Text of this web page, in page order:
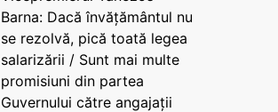
Barna: Dacă învățământul nu
se rezolvă, pică toată legea
salarizării / Sunt mai multe
promisiuni din partea
Guvernului către angajații